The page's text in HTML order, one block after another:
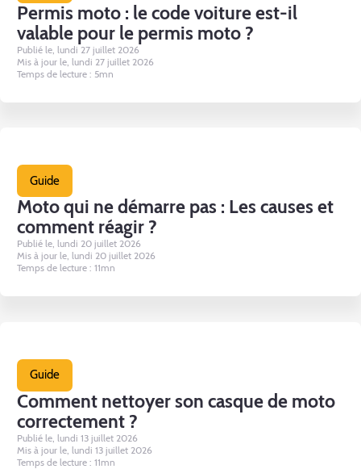
Permis moto : le code voiture est-il
valable pour le permis moto ?
Publié le, lundi 27 juillet 2026
Mis à jour le, lundi 27 juillet 2026
Temps de lecture : 5mn
Guide
Moto qui ne démarre pas : Les causes et
comment réagir ?
Publié le, lundi 20 juillet 2026
Mis à jour le, lundi 20 juillet 2026
Temps de lecture : 11mn
Guide
Comment nettoyer son casque de moto
correctement ?
Publié le, lundi 13 juillet 2026
Mis à jour le, lundi 13 juillet 2026
Temps de lecture : 11mn